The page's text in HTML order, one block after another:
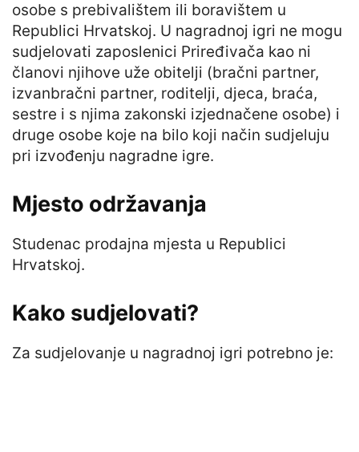
osobe s prebivalištem ili boravištem u
Republici Hrvatskoj. U nagradnoj igri ne mogu
sudjelovati zaposlenici Priređivača kao ni
članovi njihove uže obitelji (bračni partner,
izvanbračni partner, roditelji, djeca, braća,
sestre i s njima zakonski izjednačene osobe) i
druge osobe koje na bilo koji način sudjeluju
pri izvođenju nagradne igre.
Mjesto održavanja
Studenac prodajna mjesta u Republici
Hrvatskoj.
Kako sudjelovati?
Za sudjelovanje u nagradnoj igri potrebno je: